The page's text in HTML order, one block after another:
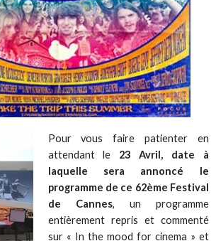
Pour vous faire patienter en
attendant le 23 Avril, date à
laquelle sera annoncé le
programme de ce 62ème Festival
de Cannes, un programme
entièrement repris et commenté
sur « In the mood for cinema » et